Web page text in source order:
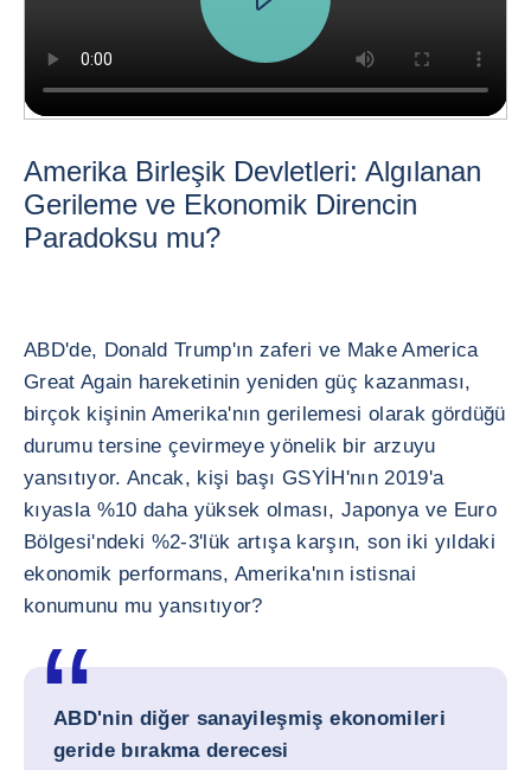
Amerika Birleşik Devletleri: Algılanan
Gerileme ve Ekonomik Direncin
Paradoksu mu?
ABD'de, Donald Trump'ın zaferi ve Make America
Great Again hareketinin yeniden güç kazanması,
birçok kişinin Amerika'nın gerilemesi olarak gördüğü
durumu tersine çevirmeye yönelik bir arzuyu
yansıtıyor. Ancak, kişi başı GSYİH'nın 2019'a
kıyasla %10 daha yüksek olması, Japonya ve Euro
Bölgesi'ndeki %2-3'lük artışa karşın, son iki yıldaki
ekonomik performans, Amerika'nın istisnai
konumunu mu yansıtıyor?
ABD'nin diğer sanayileşmiş ekonomileri
geride bırakma derecesi